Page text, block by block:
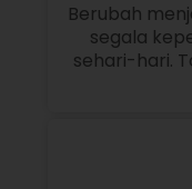
Berubah
segala
sehari-hari.